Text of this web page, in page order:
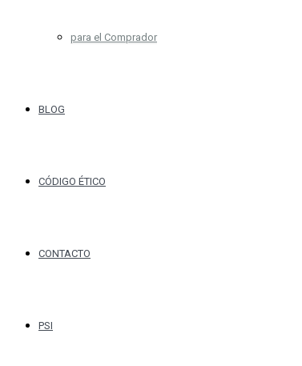
para el Comprador
BLOG
CÓDIGO ÉTICO
CONTACTO
PSI